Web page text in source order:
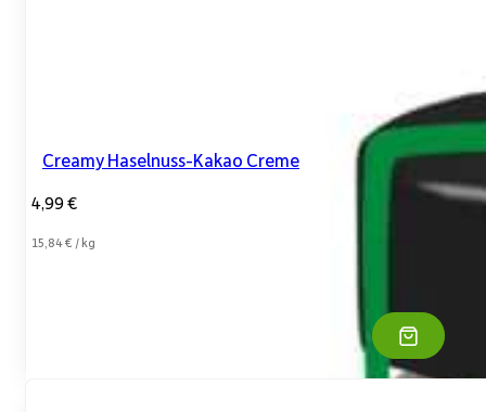
Creamy Haselnuss-Kakao Creme
4,99€
15,84€ / kg